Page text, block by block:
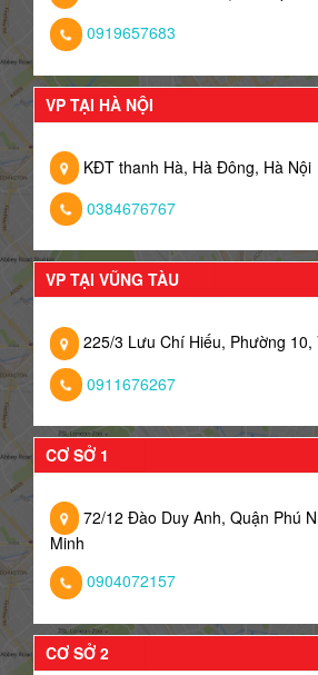
0919657683
VP TẠI HÀ NỘI
KĐT thanh Hà, Hà Đông, Hà Nội
0384676767
VP TẠI VŨNG TÀU
225/3 Lưu Chí Hiếu, Phường 10,
0911676267
CƠ SỞ 1
72/12 Đào Duy Anh, Quận Phú
Minh
0904072157
CƠ SỞ 2